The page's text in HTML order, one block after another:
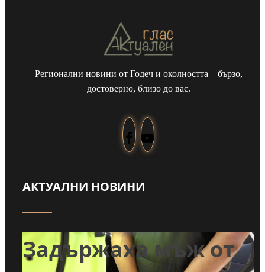
Регионални новини от Годеч и околността – бързо,
достоверно, близо до вас.
АКТУАЛНИ НОВИНИ
Задържаха мъж от